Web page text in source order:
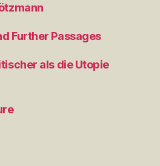
Further Passages
als die Utopie